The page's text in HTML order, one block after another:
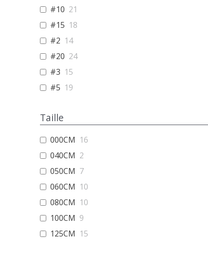
#10 21
#15 18
#2 14
#20 24
#3 15
#5 19
15-320
Motte
32
Plug32 1
Pot 15
#15Pot
3
#20Pot
8
#25 9
#25Pot
3
Taille
000CM 16
040CM 2
050CM 7
060CM 10
080CM 10
100CM 9
125CM 15